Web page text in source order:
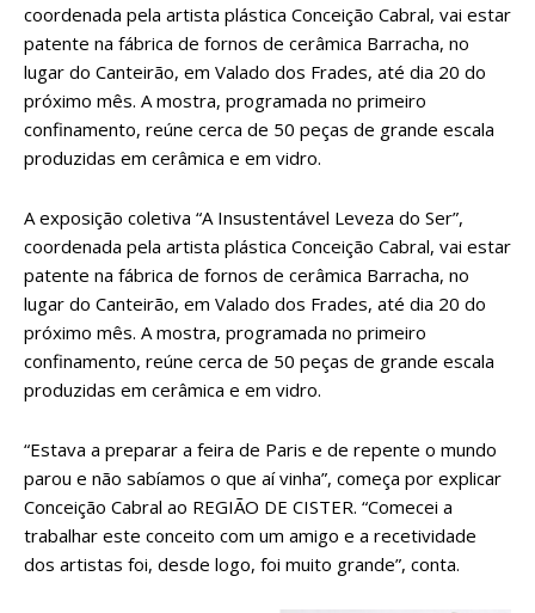
coordenada pela artista plástica Conceição Cabral, vai estar
patente na fábrica de fornos de cerâmica Barracha, no
lugar do Canteirão, em Valado dos Frades, até dia 20 do
próximo mês. A mostra, programada no primeiro
confinamento, reúne cerca de 50 peças de grande escala
produzidas em cerâmica e em vidro.
A exposição coletiva “A Insustentável Leveza do Ser”,
coordenada pela artista plástica Conceição Cabral, vai estar
patente na fábrica de fornos de cerâmica Barracha, no
lugar do Canteirão, em Valado dos Frades, até dia 20 do
próximo mês. A mostra, programada no primeiro
confinamento, reúne cerca de 50 peças de grande escala
produzidas em cerâmica e em vidro.
“Estava a preparar a feira de Paris e de repente o mundo
parou e não sabíamos o que aí vinha”, começa por explicar
Conceição Cabral ao REGIÃO DE CISTER. “Comecei a
trabalhar este conceito com um amigo e a recetividade
dos artistas foi, desde logo, foi muito grande”, conta.